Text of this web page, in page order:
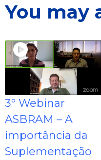
You may
3º Webinar
ASBRAM – A
importância da
Suplementação